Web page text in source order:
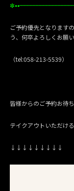
✼
ご予約優先となります
う、何卒よろしくお願い
（tel:058-213-5539）
皆様からのご予約お待
テイクアウトいただけ
↓↓↓↓↓↓↓↓↓